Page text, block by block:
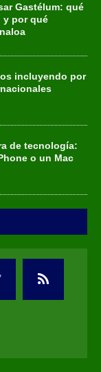
Gastélum: qué
y por qué
incluyendo por
de tecnología:
o un Mac